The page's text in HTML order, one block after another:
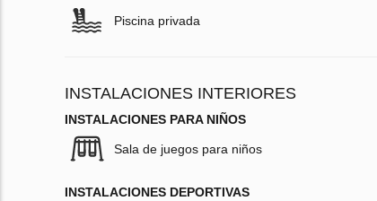
Piscina privada
INSTALACIONES INTERIORES
INSTALACIONES PARA NIÑOS
Sala de juegos para niños
INSTALACIONES DEPORTIVAS